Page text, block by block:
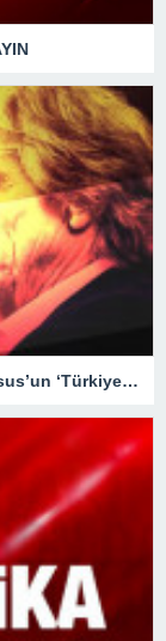
‘Savcılar soruşturma başlatmalı!’ Jorge Jesus’un ‘Türkiye’de maçlar sahada değil, masabaşında kazanılıyor’ sözleri tartışılmaya devam ediyor…